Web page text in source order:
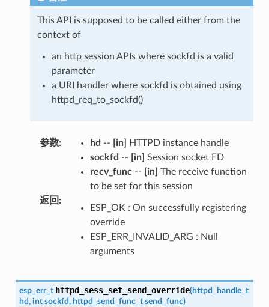
This API is supposed to be called either from the
context of
an http session APIs where sockfd is a valid
parameter
a URI handler where sockfd is obtained using
httpd_req_to_sockfd()
参数: hd -- [in]
HTTPD instance handle
sockfd -- [in] Session socket FD
recv_func-- [in] The receive function
to be set for this session
返回 :
ESP_OK : On successfully registering
override
ESP_ERR_INVALID_ARG : Null
arguments
esp_err_t httpd_sess_set_send_override(httpd_handle_t
hd, int sockfd, httpd_send_func_t send_func)